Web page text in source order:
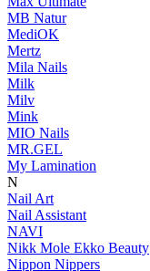
MB Natur
MediOK
Mertz
Mila Nails
Milk
Milv
Mink
MIO Nails
MR.GEL
My Lamination
N
Nail Art
Nail Assistant
NAVI
Nikk Mole Ekko Beauty
Nippon Nippers